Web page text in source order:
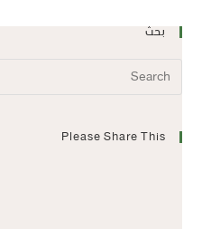
بحث
Please Share This